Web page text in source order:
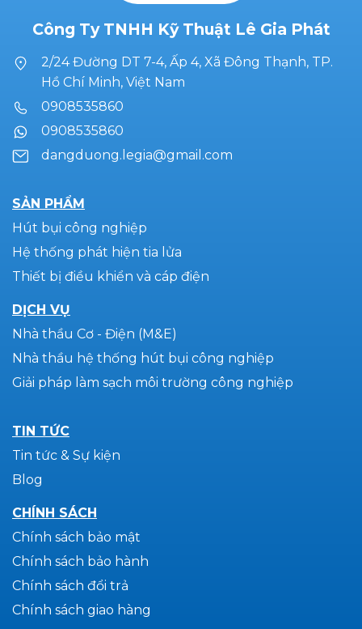
Công Ty TNHH Kỹ Thuật Lê Gia Phát
2/24 Đường DT 7-4, Ấp 4, Xã Đông Thạnh, TP.
Hồ Chí Minh, Việt Nam
0908535860
0908535860
dangduong.legia@gmail.com
SẢN PHẨM
Hút bụi công nghiệp
Hệ thống phát hiện tia lửa
Thiết bị điều khiển và cáp điện
DỊCH VỤ
Nhà thầu Cơ - Điện (M&E)
Nhà thầu hệ thống hút bụi công nghiệp
Giải pháp làm sạch môi trường công nghiệp
TIN TỨC
Tin tức & Sự kiện
Blog
CHÍNH SÁCH
Chính sách bảo mật
Chính sách bảo hành
Chính sách đổi trả
Chính sách giao hàng